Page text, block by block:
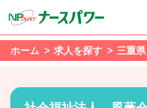
ホーム 求人を探す 三重県